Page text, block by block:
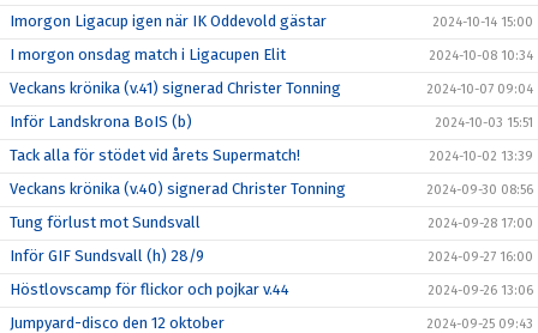
Imorgon Ligacup igen när IK Oddevold gästar 2024-10-14 15:00
I morgon onsdag match i Ligacupen Elit 2024-10-08 10:34
Veckans krönika (v.41) signerad Christer Tonning 2024-10-07 09:04
Inför Landskrona BoIS (b) 2024-10-03 15:51
Tack alla för stödet vid årets Supermatch! 2024-10-02 13:39
Veckans krönika (v.40) signerad Christer Tonning 2024-09-30 08:56
Tung förlust mot Sundsvall 2024-09-28 17:00
Inför GIF Sundsvall (h) 28/9 2024-09-27 16:00
Höstlovscamp för flickor och pojkar v.44 2024-09-26 13:06
Jumpyard-disco den 12 oktober 2024-09-25 09:43